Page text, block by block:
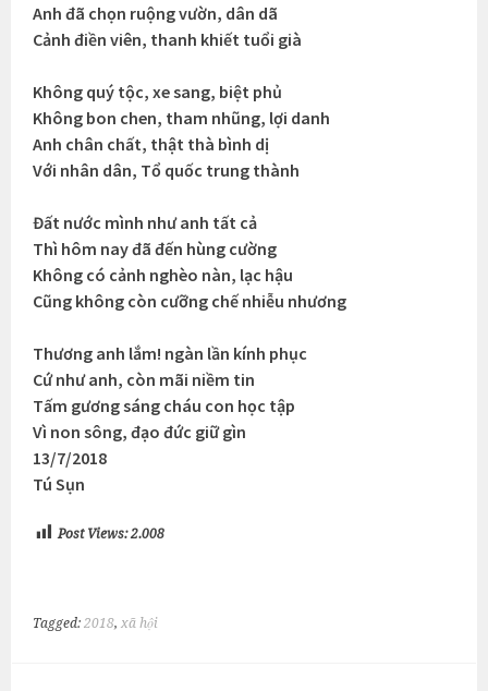
Anh đã chọn ruộng vườn, dân dã
Cảnh điền viên, thanh khiết tuổi già
Không quý tộc, xe sang, biệt phủ
Không bon chen, tham nhũng, lợi danh
Anh chân chất, thật thà bình dị
Với nhân dân, Tổ quốc trung thành
Đất nước mình như anh tất cả
Thì hôm nay đã đến hùng cường
Không có cảnh nghèo nàn, lạc hậu
Cũng không còn cưỡng chế nhiễu nhương
Thương anh lắm! ngàn lần kính phục
Cứ như anh, còn mãi niềm tin
Tấm gương sáng cháu con học tập
Vì non sông, đạo đức giữ gìn
13/7/2018
Tú Sụn
Post Views: 2.008
Tagged:2018,xã hội